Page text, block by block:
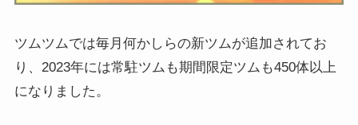
ツムツムでは毎月何かしらの新ツムが追加されてお
り、2023年には常駐ツムも期間限定ツムも450体以上
になりました。